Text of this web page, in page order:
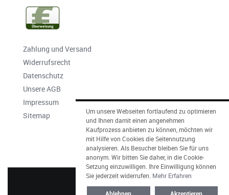
Zahlung und Versand
Widerrufsrecht
Datenschutz
Unsere AGB
Impressum
Sitemap
Um unsere Webseiten fortlaufend zu optimieren
und Ihnen damit einen angenehmen
Kaufprozess anbieten zu können, möchten wir
mit Hilfe von Cookies die Seitennutzung
analysieren. Als Besucher bleiben Sie für uns
anonym. Wir bitten Sie daher, in die Cookie-
Setzung einzuwilligen. Ihre Einwilligung können
Sie jederzeit widerrufen. Mehr Erfahren